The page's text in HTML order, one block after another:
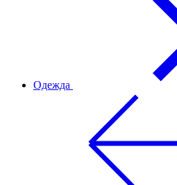
Одежда